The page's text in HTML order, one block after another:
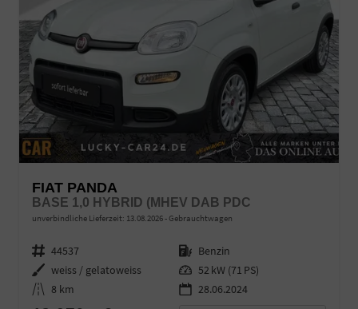
FIAT PANDA
BASE 1,0 HYBRID (MHEV DAB PDC
unverbindliche Lieferzeit: 13.08.2026 Gebrauchtwagen
Fahrzeugnr. 44537 Kraftstoff Benzin
Außenfarbe weiss / gelatoweiss Leistung 52 kW (71 PS)
Kilometerstand 8 km 28.06.2024